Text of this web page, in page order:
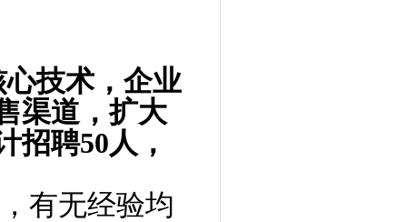
技术，企业
渠道，扩大
招聘50人，
有无经验均